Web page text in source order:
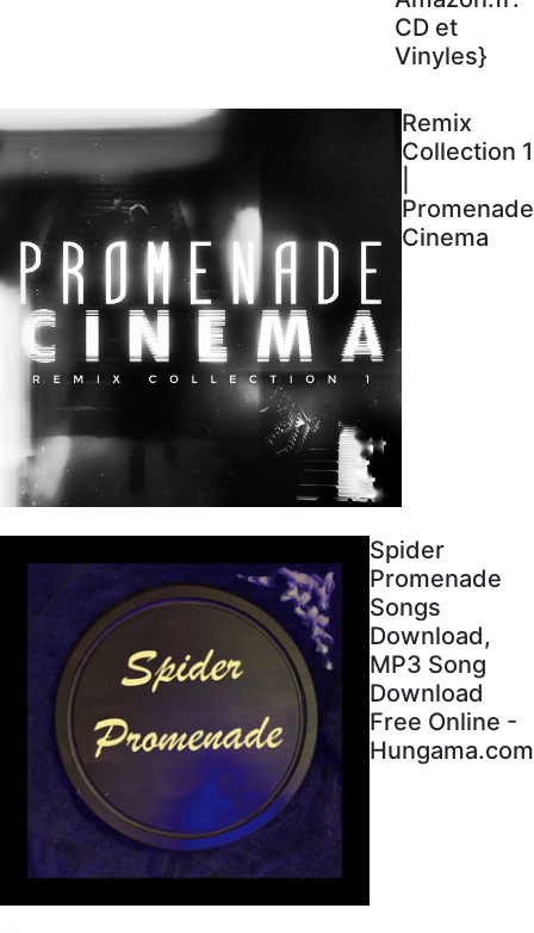
CD et
Vinyles}
Remix
Collection 1
Promenade
Cinema
Spider
Promenade
Songs
Download,
MP3 Song
Download
Free Online -
Hungama.com